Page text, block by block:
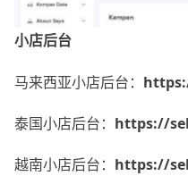
小店后台
马来西亚小店后台：
泰国小店后台： https://
越南小店后台： https://